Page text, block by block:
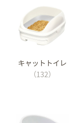
キャットトイレ
（132）